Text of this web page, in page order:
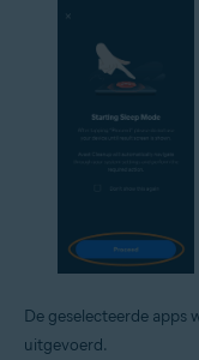
De geselecteerde apps
uitgevoerd.